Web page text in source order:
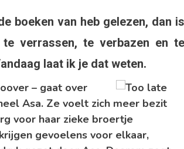
boeken van heb gelezen, dan is
verrassen, te verbazen en te
laat ik je dat weten.
– gaat over
Asa. Ze voelt zich meer bezit
voor haar zieke broertje
gevoelens voor elkaar,